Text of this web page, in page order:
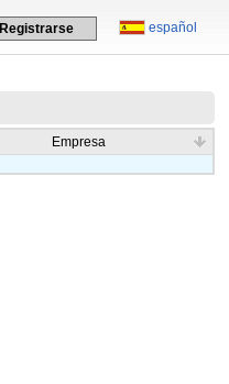
español
Registrarse
Empresa